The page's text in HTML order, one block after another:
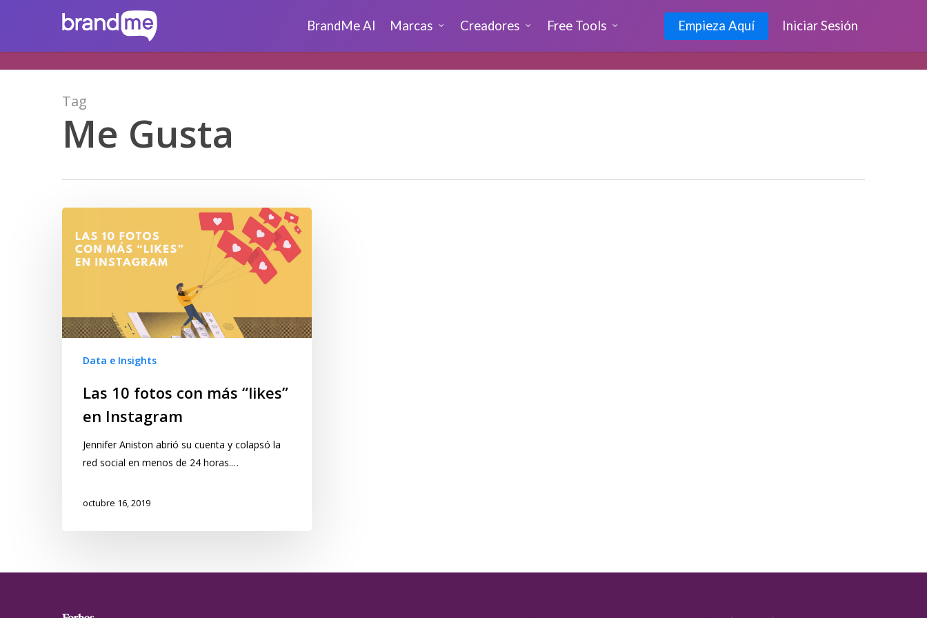
BrandMe AI Marcas Creadores Free Tools Empieza Aquí Iniciar Sesión
Tag
Me Gusta
Data e Insights
Las 10 fotos con más “likes”
en Instagram
Jennifer Aniston abrió su cuenta y colapsó la
red social en menos de 24 horas.…
octubre 16, 2019